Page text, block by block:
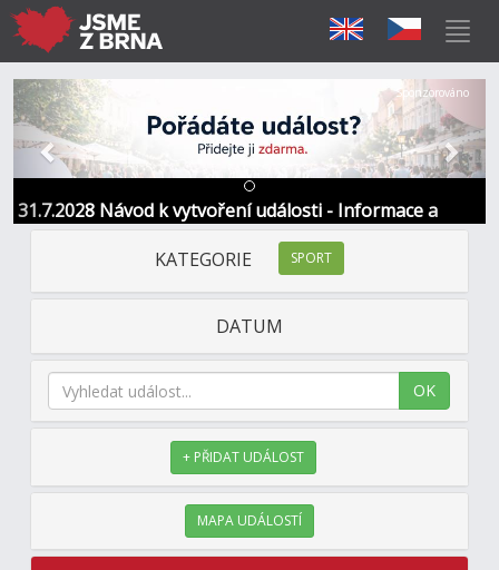
31.7.2028 Návod k vytvoření události - Informace a
kontakt
Předchozí Další
Sponzorováno
KATEGORIE SPORT
DATUM
OK
+ PŘIDAT UDÁLOST
MAPA UDÁLOSTÍ